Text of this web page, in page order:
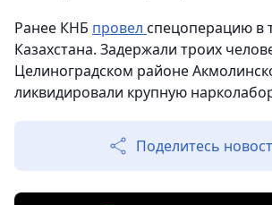
Ранее КНБ провел спецоперацию в
Казахстана. Задержали троих
Целиноградском районе
ликвидировали крупную
Поделитесь